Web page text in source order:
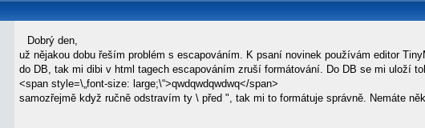
Dobrý den,
už nějakou dobu řeším problém s escapováním. K psaní novinek používám editor
do DB, tak mi dibi v html tagech escapováním zruší formátování. Do DB se mi uloží
<span style=\„font-size: large;\“>qwdqwdqwdwq</span>
samozřejmě když ručně odstravím ty \ před ", tak mi to formátuje správně. Nemáte